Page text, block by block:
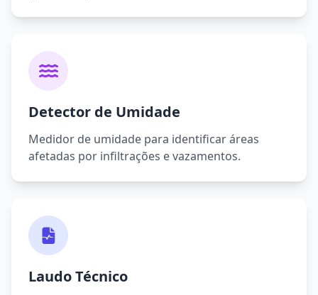
Detector de Umidade
Medidor de umidade para identificar áreas
afetadas por infiltrações e vazamentos.
Laudo Técnico